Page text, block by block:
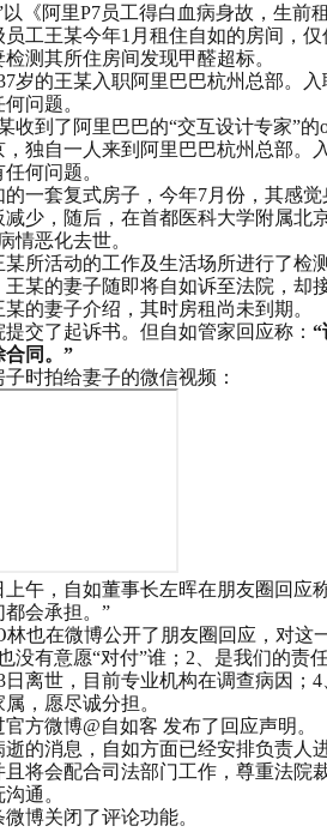
《阿里P7员工得白血病身故，生前
工王某今年1月租住自如的房间，
测其所住房间发现甲醛超标。
岁的王某入职阿里巴巴杭州总部。
问题。
收到了阿里巴巴的“交互设计专家”
独自一人来到阿里巴巴杭州总部。
何问题。
一套复式房子，今年7月份，其感
减少，随后，在首都医科大学附属北
情恶化去世。
所活动的工作及生活场所进行了检
某的妻子随即将自如诉至法院，却
的妻子介绍，其时房租尚未到期。
交了起诉书。但自如管家回应称： “
合同。”
时拍给妻子的微信视频：
上午，自如董事长左晖在朋友圈回应
会承担。”
林也在微博公开了朋友圈回应，对这
没有意愿“对付”谁；2、是我们的责
日离世，目前专业机构在调查病因；
，愿尽诚分担。
方微博@自如客 发布了回应声明。
的消息，自如方面已经安排负责人
将会配合司法部门工作，尊重法院
通。
博关闭了评论功能。